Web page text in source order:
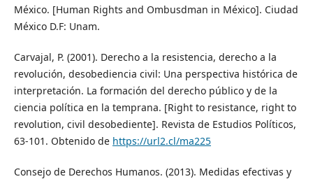
México. [Human Rights and Ombusdman in México]. Ciudad
México D.F: Unam.
Carvajal, P. (2001). Derecho a la resistencia, derecho a la
revolución, desobediencia civil: Una perspectiva histórica de
interpretación. La formación del derecho público y de la
ciencia política en la temprana. [Right to resistance, right to
revolution, civil desobediente]. Revista de Estudios Políticos,
63-101. Obtenido de https://url2.cl/ma225
Consejo de Derechos Humanos. (2013). Medidas efectivas y